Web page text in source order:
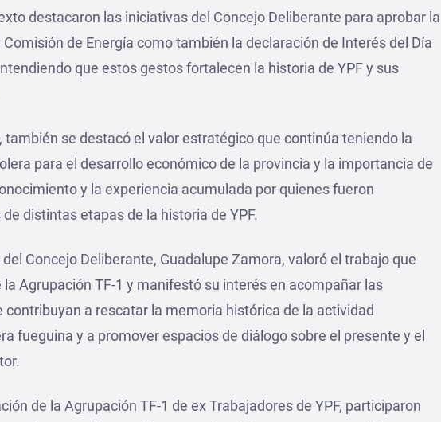
destacaron las iniciativas del Concejo Deliberante para aprobar la
de Energía como también la declaración de Interés del Día
que estos gestos fortalecen la historia de YPF y sus
también se destacó el valor estratégico que continúa teniendo la
para el desarrollo económico de la provincia y la importancia de
y la experiencia acumulada por quienes fueron
distintas etapas de la historia de YPF.
Concejo Deliberante, Guadalupe Zamora, valoró el trabajo que
la Agrupación TF-1 y manifestó su interés en acompañar las
contribuyan a rescatar la memoria histórica de la actividad
fueguina y a promover espacios de diálogo sobre el presente y el
de la Agrupación TF-1 de ex Trabajadores de YPF, participaron